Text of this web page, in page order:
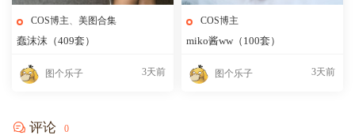
COS博主、 美图合集
蠢沫沫（409套）
图个乐子 3天前
COS博主
miko酱ww（100套）
图个乐子 3天前
评论 0